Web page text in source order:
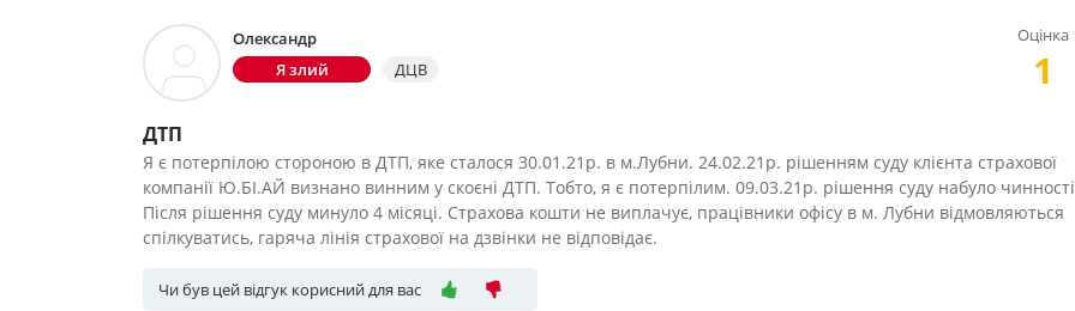
Олександр
Я злий
ДЦВ
Оцінка
1
ДТП
Я є потерпілою стороною в ДТП, яке сталося 30.01.21р. в м.Лубни. 24.02.21р. рішенням суду клієнта страхової
компанії Ю.БІ.АЙ визнано винним у скоєні ДТП. Тобто, я є потерпілим. 09.03.21р. рішення суду набуло
Після рішення суду минуло 4 місяці. Страхова кошти не виплачує, працівники офісу в м. Лубни відмовляються
спілкуватись, гаряча лінія страхової на дзвінки не відповідає.
Чи був цей відгук корисний для вас